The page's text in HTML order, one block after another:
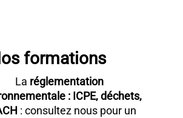
formations
La réglementation
: ICPE, déchets,
: consultez nous pour un